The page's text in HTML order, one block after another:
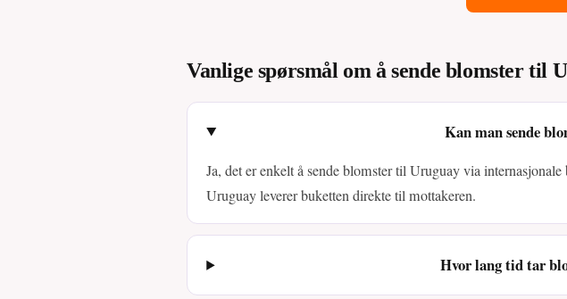
Vanlige spørsmål om å sende blomster til
Kan man sende
Ja, det er enkelt å sende blomster til Uruguay via
Uruguay leverer buketten direkte til mottakeren.
Hvor lang tid tar